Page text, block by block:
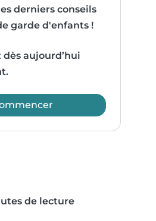
derniers conseils
garde d'enfants !
aujourd’hui
de lecture